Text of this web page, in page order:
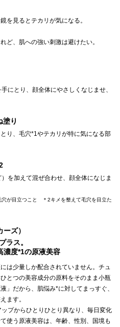
を見るとテカリが気になる。
ど、肌への強い刺激は避けたい。
にとり、顔全体にやさしくなじませ、
塗り
り、毛穴*1やテカリが特に気になる部
を加えて混ぜ合わせ、顔全体になじま
が目立つこと ＊2キメを整えて毛穴を目立た
ズ）
ラス。
濃度*1の原液美容
は少量しか配合されていません。チュ
とつの美容成分の原料をそのまま小瓶
」だから、肌悩み*に対してまっすぐ、
ます。
プからひとりひとり異なり、毎日変化
使う原液美容は、年齢、性別、国境も